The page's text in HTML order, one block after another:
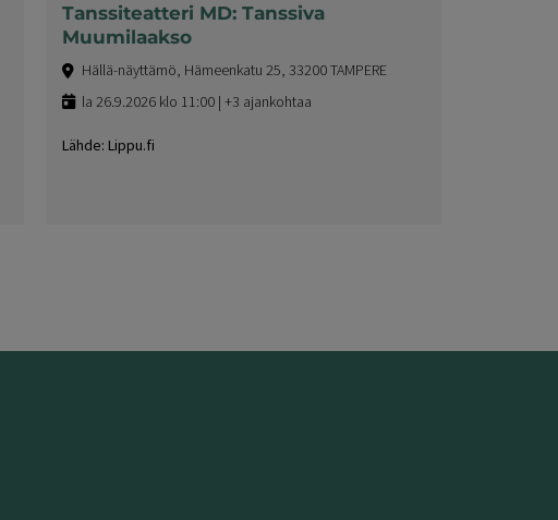
Tanssiteatteri MD: Tanssiva
Muumilaakso
Hällä-näyttämö, Hämeenkatu 25, 33200 TAMPERE
la 26.9.2026 klo 11:00 | +3 ajankohtaa
Lähde: Lippu.fi